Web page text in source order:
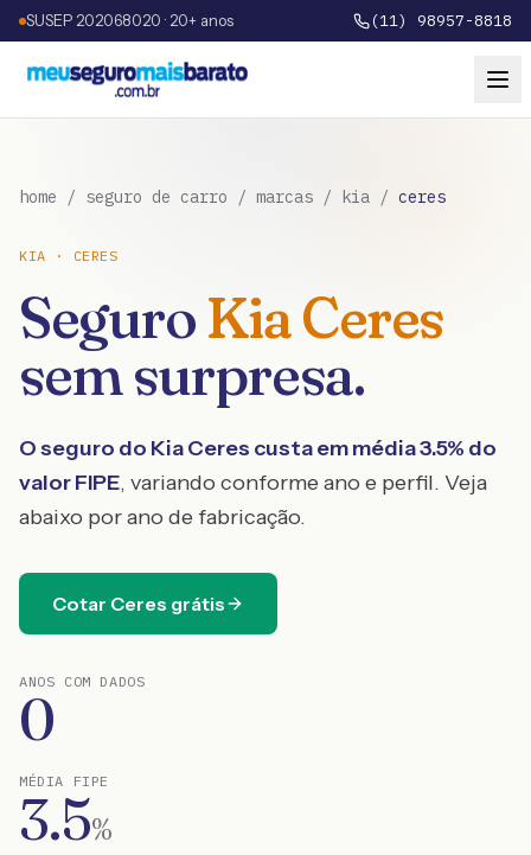
SUSEP 202068020 · 20+ anos (11) 98957-8818
home / seguro de carro / marcas / kia / ceres
KIA · CERES
SeguroKiaCeres
sem surpresa.
O seguro do KiaCeres custa em média3.5% do
valor FIPE, variando conforme ano e perfil. Veja
abaixo por ano de fabricação.
Cotar Ceres grátis
ANOS COM DADOS
0
MÉDIA FIPE
3.5%